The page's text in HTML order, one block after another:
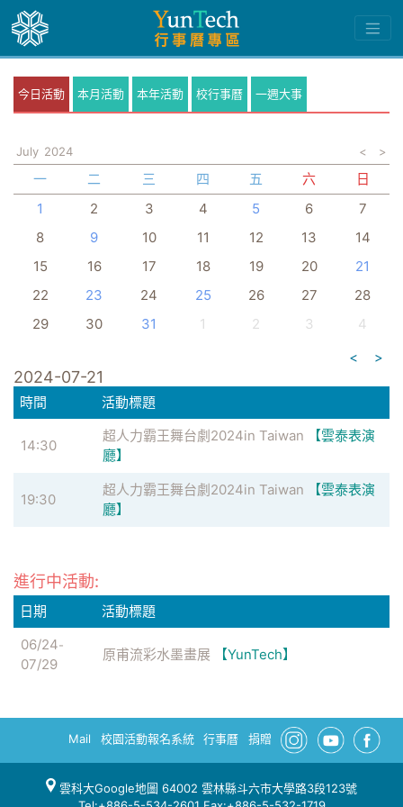
今日活動 本月活動 本年活動 校行事曆 一週大事
July 2024 < >
一 二 三 四 五 六
日
1
2 3 4 5 6
7
8
9 10 11 12 13
14
15
16 17 18 19 20
21
22
23 24 25 26 27
28
29
30 31 1 2 3
4
<
>
2024-07-21
時間 活動標題
14:30
超人力霸王舞台劇2024in Taiwan
【雲泰表演
廳】
19:30
超人力霸王舞台劇2024in Taiwan
【雲泰表演
廳】
進行中活動:
日期
活動標題
06/24-
07/29
原甫流彩水墨畫展 【YunTech】
Mail 校園活動報名系統 行事曆 捐贈
雲科大Google地圖 64002 雲林縣斗六市大學路3段123號